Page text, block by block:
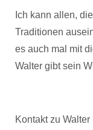
Ich kann allen,
Traditionen
es auch mal mit
Walter gibt sein
Kontakt zu